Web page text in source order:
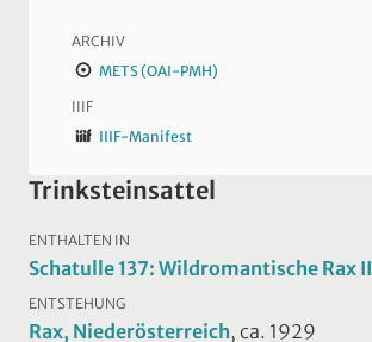
ARCHIV
METS (OAI-PMH)
IIIF
IIIF-Manifest
Trinksteinsattel
ENTHALTEN IN
Schatulle 137: Wildromantische Rax II
ENTSTEHUNG
Rax, Niederösterreich, ca. 1929